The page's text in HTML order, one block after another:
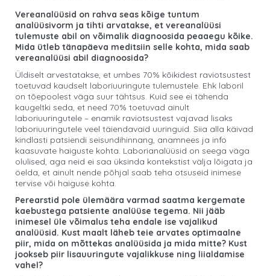
Vereanalüüsid on rahva seas kõige tuntum
analüüsivorm ja tihti arvatakse, et vereanalüüsi
tulemuste abil on võimalik diagnoosida peaaegu kõike.
Mida ütleb tänapäeva meditsiin selle kohta, mida saab
vereanalüüsi abil diagnoosida?
Üldiselt arvestatakse, et umbes 70% kõikidest raviotsustest
toetuvad kaudselt laboriuuringute tulemustele. Ehk laboril
on tõepoolest väga suur tähtsus. Kuid see ei tähenda
kaugeltki seda, et need 70% toetuvad ainult
laboriuuringutele – enamik raviotsustest vajavad lisaks
laboriuuringutele veel täiendavaid uuringuid. Siia alla käivad
kindlasti patsiendi seisundihinnang, anamnees ja info
kaasuvate haiguste kohta. Laborianalüüsid on seega väga
olulised, aga neid ei saa üksinda kontekstist välja lõigata ja
öelda, et ainult nende põhjal saab teha otsuseid inimese
tervise või haiguse kohta.
Perearstid pole ülemäära varmad saatma kergemate
kaebustega patsiente analüüse tegema. Nii jääb
inimesel üle võimalus teha endale ise vajalikud
analüüsid. Kust maalt läheb teie arvates optimaalne
piir, mida on mõttekas analüüsida ja mida mitte? Kust
jookseb piir lisauuringute vajalikkuse ning liialdamise
vahel?